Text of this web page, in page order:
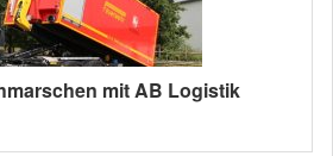
mit AB Logistik